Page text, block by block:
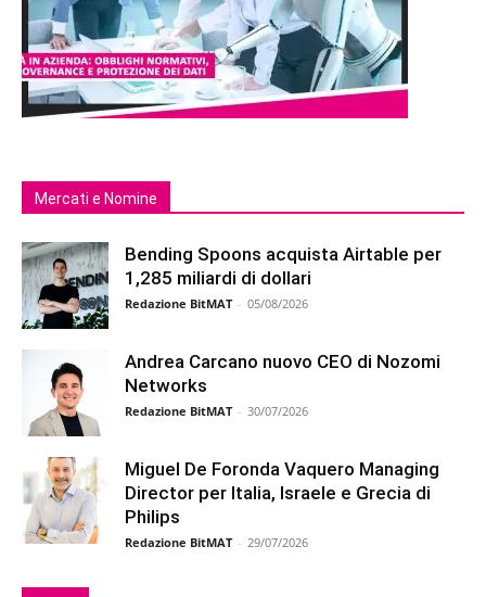
Mercati e Nomine
Bending Spoons acquista Airtable per
1,285 miliardi di dollari
Redazione BitMAT - 05/08/2026
Andrea Carcano nuovo CEO di Nozomi
Networks
Redazione BitMAT - 30/07/2026
Miguel De Foronda Vaquero Managing
Director per Italia, Israele e Grecia di
Philips
Redazione BitMAT - 29/07/2026